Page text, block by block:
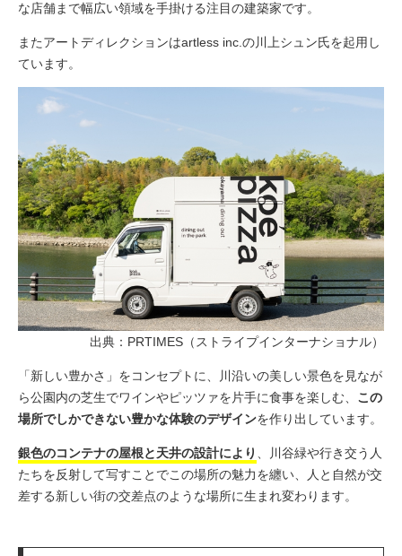
な店舗まで幅広い領域を手掛ける注目の建築家です。
またアートディレクションはartless inc.の川上シュン氏を起用し
ています。
出典：PRTIMES（ストライプインターナショナル）
「新しい豊かさ」をコンセプトに、川沿いの美しい景色を見なが
ら公園内の芝生でワインやピッツァを片手に食事を楽しむ、 この
場所でしかできない豊かな体験のデザインを作り出しています。
銀色のコンテナの屋根と天井の設計により
、川谷緑や行き交う人
たちを反射して写すことでこの場所の魅力を纏い、人と自然が交
差する新しい街の交差点のような場所に生まれ変わります。